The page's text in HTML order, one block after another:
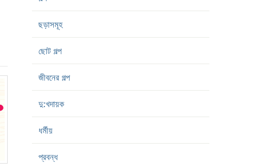
ছড়াসমূহ
ছোট গল্প
জীবনের গল্প
দু:খদায়ক
ধর্মীয়
প্রবন্ধ